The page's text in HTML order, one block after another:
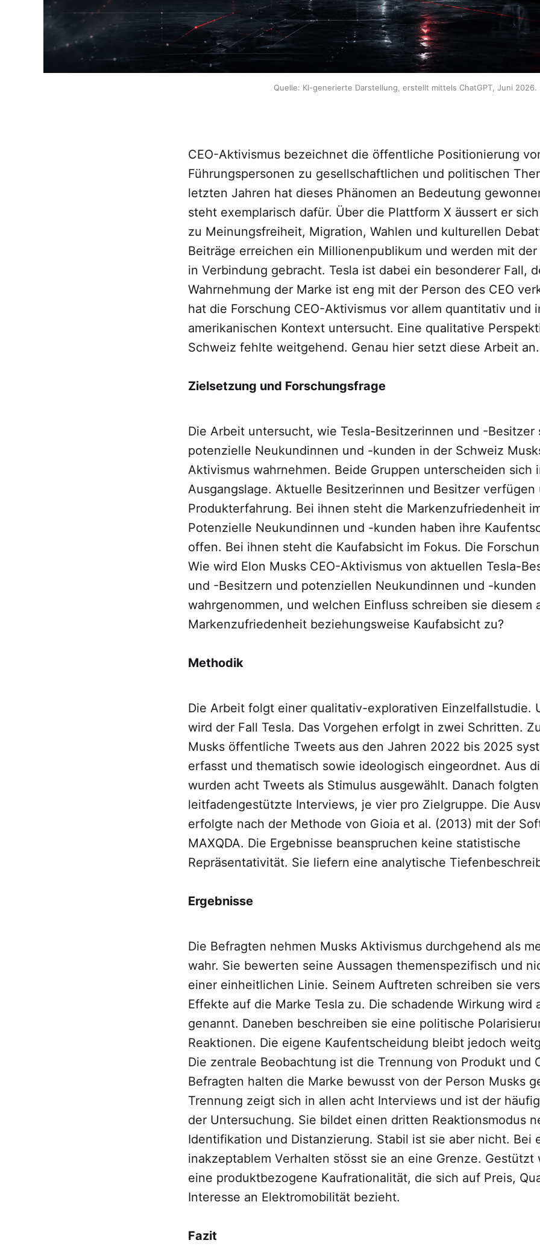
Quelle: KI-generierte Darstellung, erstellt mittels ChatGPT, Juni 2026.
CEO-Aktivismus bezeichnet die öffentliche Positionierung
Führungspersonen zu gesellschaftlichen und politischen
letzten Jahren hat dieses Phänomen an Bedeutung
steht exemplarisch dafür. Über die Plattform X äussert er
zu Meinungsfreiheit, Migration, Wahlen und kulturellen
Beiträge erreichen ein Millionenpublikum und werden mit der
in Verbindung gebracht. Tesla ist dabei ein besonderer Fall,
Wahrnehmung der Marke ist eng mit der Person des CEO
hat die Forschung CEO-Aktivismus vor allem quantitativ und
amerikanischen Kontext untersucht. Eine qualitative
Schweiz fehlte weitgehend. Genau hier setzt diese Arbeit an.
Zielsetzung und Forschungsfrage
Die Arbeit untersucht, wie Tesla-Besitzerinnen und -Besitzer
potenzielle Neukundinnen und -kunden in der Schweiz
Aktivismus wahrnehmen. Beide Gruppen unterscheiden sich
Ausgangslage. Aktuelle Besitzerinnen und Besitzer verfügen
Produkterfahrung. Bei ihnen steht die Markenzufriedenheit
Potenzielle Neukundinnen und -kunden haben ihre
offen. Bei ihnen steht die Kaufabsicht im Fokus. Die
Wie wird Elon Musks CEO-Aktivismus von aktuellen Tesla-
und -Besitzern und potenziellen Neukundinnen und -kunden
wahrgenommen, und welchen Einfluss schreiben sie diesem
Markenzufriedenheit beziehungsweise Kaufabsicht zu?
Methodik
Die Arbeit folgt einer qualitativ-explorativen Einzelfallstudie.
wird der Fall Tesla. Das Vorgehen erfolgt in zwei Schritten.
Musks öffentliche Tweets aus den Jahren 2022 bis 2025
erfasst und thematisch sowie ideologisch eingeordnet. Aus
wurden acht Tweets als Stimulus ausgewählt. Danach
leitfadengestützte Interviews, je vier pro Zielgruppe. Die
erfolgte nach der Methode von Gioia et al. (2013) mit der
MAXQDA. Die Ergebnisse beanspruchen keine statistische
Repräsentativität. Sie liefern eine analytische
Ergebnisse
Die Befragten nehmen Musks Aktivismus durchgehend als
wahr. Sie bewerten seine Aussagen themenspezifisch und
einer einheitlichen Linie. Seinem Auftreten schreiben sie
Effekte auf die Marke Tesla zu. Die schadende Wirkung wird
genannt. Daneben beschreiben sie eine politische
Reaktionen. Die eigene Kaufentscheidung bleibt jedoch
Die zentrale Beobachtung ist die Trennung von Produkt und
Befragten halten die Marke bewusst von der Person Musks
Trennung zeigt sich in allen acht Interviews und ist der
der Untersuchung. Sie bildet einen dritten Reaktionsmodus
Identifikation und Distanzierung. Stabil ist sie aber nicht. Bei
inakzeptablem Verhalten stösst sie an eine Grenze. Gestützt
eine produktbezogene Kaufrationalität, die sich auf Preis,
Interesse an Elektromobilität bezieht.
Fazit